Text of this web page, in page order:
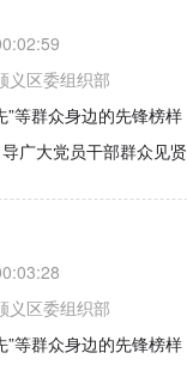
义区委组织部
等群众身边的先锋榜
广大党员干部群众见
义区委组织部
等群众身边的先锋榜